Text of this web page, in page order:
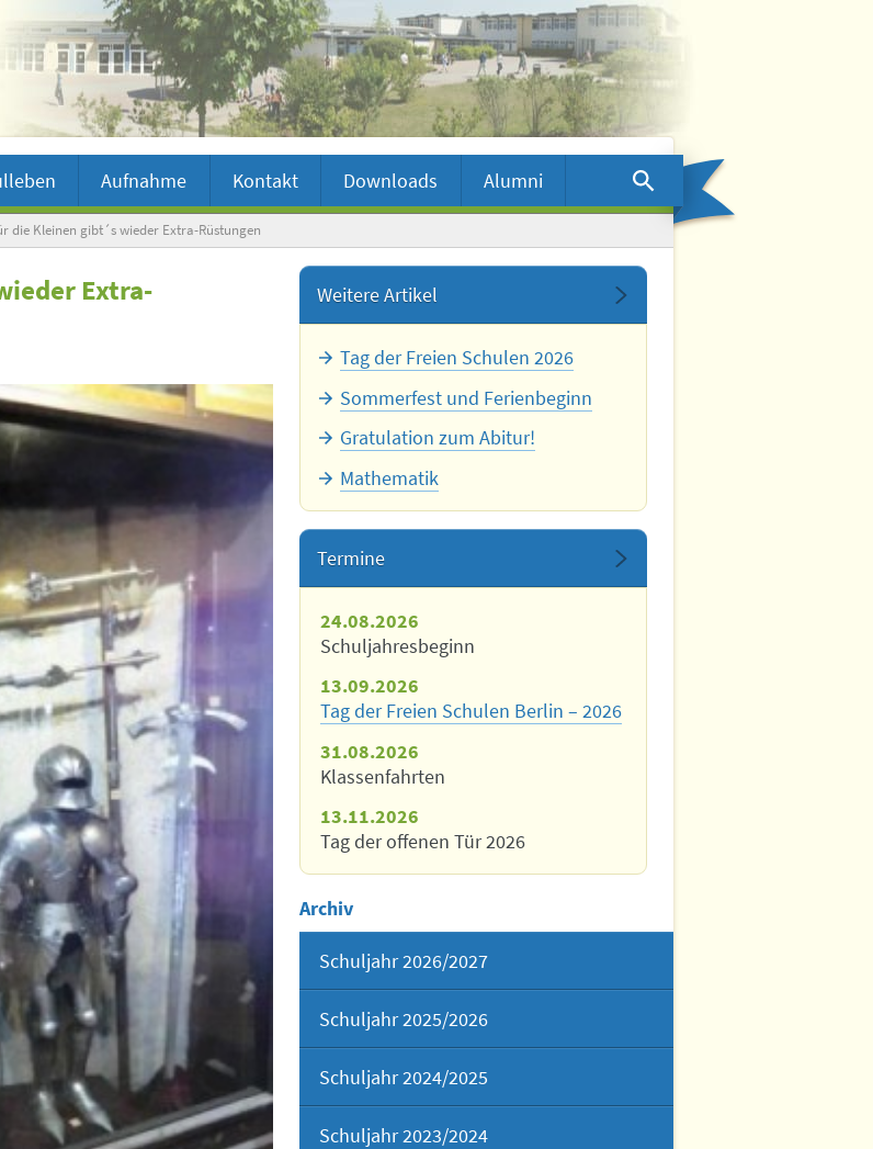
Aufnahme Kontakt Downloads
Alumni
die Kleinen gibt´s wieder Extra-Rüstungen
Extra-
Weitere Artikel
Tag der Freien Schulen 2026
Sommerfest und Ferienbeginn
Gratulation zum Abitur!
Mathematik
Termine
24.08.2026
Schuljahresbeginn
13.09.2026
Tag der Freien Schulen Berlin – 2026
31.08.2026
Klassenfahrten
13.11.2026
Tag der offenen Tür 2026
Archiv
Schuljahr 2026/2027
Schuljahr 2025/2026
Schuljahr 2024/2025
Schuljahr 2023/2024